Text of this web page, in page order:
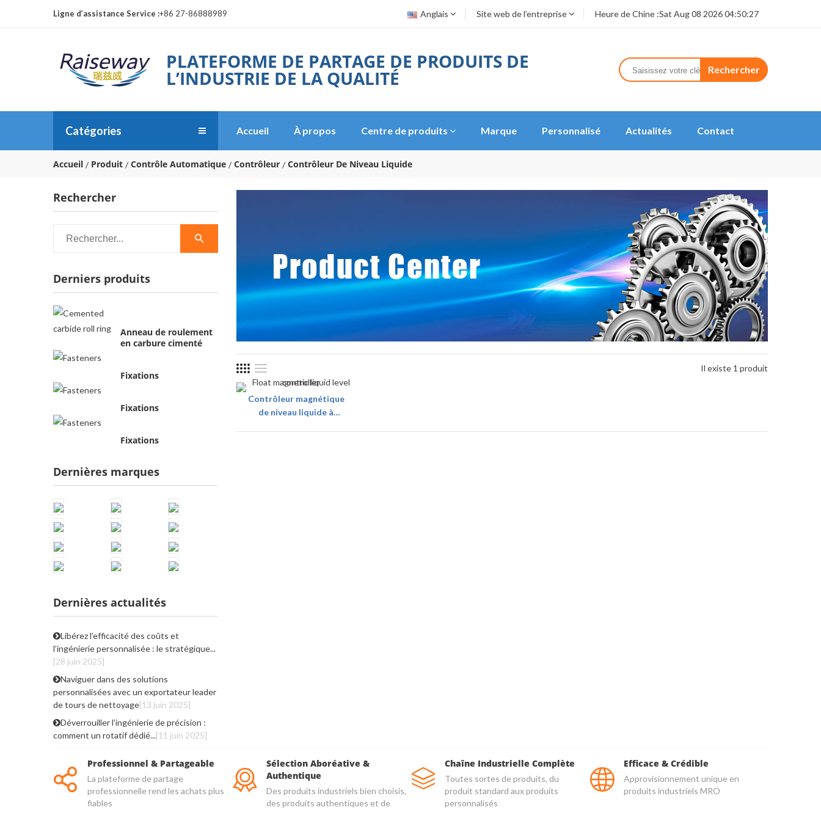
Ligne d’assistance Service :+86 27-86888989 Anglais Site web de l’entreprise Heure de Chine :Sat Aug 08 2026 04:50:27
PLATEFORME DE PARTAGE DE PRODUITS DE
L’INDUSTRIE DE LA QUALITÉ Rechercher
Catégories Accueil À propos Centre de produits Marque Personnalisé Actualités Contact
Accueil Produit Contrôle Automatique Contrôleur Contrôleur De Niveau Liquide
Rechercher
Derniers produits
Anneau de roulement
en carbure cimenté
Fixations
Fixations
Fixations
Dernières marques
Dernières actualités
Libérez l’efficacité des coûts et
l’ingénierie personnalisée : le stratégique...
[28 juin 2025]
Naviguer dans des solutions
personnalisées avec un exportateur leader
de tours de nettoyage[13 juin 2025]
Déverrouiller l’ingénierie de précision :
comment un rotatif dédié...[11 juin 2025]
Il existe 1 produit
Contrôleur magnétique
de niveau liquide à
Professionnel & Partageable
La plateforme de partage
professionnelle rend les achats plus
fiables
Sélection Aboréative &
Authentique
Des produits industriels bien choisis,
des produits authentiques et de
Chaîne Industrielle Complète
Toutes sortes de produits, du
produit standard aux produits
personnalisés
Efficace & Crédible
Approvisionnement unique en
produits industriels MRO